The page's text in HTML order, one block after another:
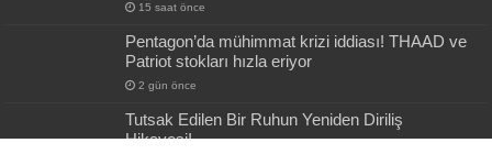
15 saat önce
Pentagon’da mühimmat krizi iddiası! THAAD ve
Patriot stokları hızla eriyor
2 gün önce
Tutsak Edilen Bir Ruhun Yeniden Diriliş
Hikayesi!